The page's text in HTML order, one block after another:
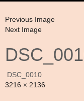
Previous Image
Next Image
DSC_0010
Full
3216 × 2136